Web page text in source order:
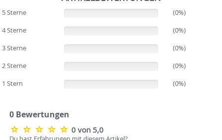
5 Sterne
(0%)
4 Sterne
(0%)
3 Sterne
(0%)
2 Sterne
(0%)
1 Stern
(0%)
0 Bewertungen
0 von 5,0